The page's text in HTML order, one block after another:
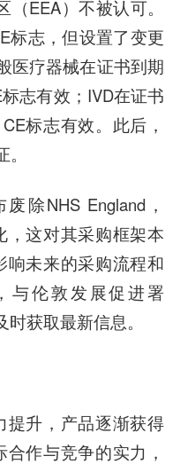
EEA）不被认可。
标志，但设置了变更
医疗器械在证书到期
志有效；IVD在证书
标志有效。此后，
除NHS England，
，这对其采购框架本
响未来的采购流程和
与伦敦发展促进署
获取最新信息。
提升，产品逐渐获得
作与竞争的实力，